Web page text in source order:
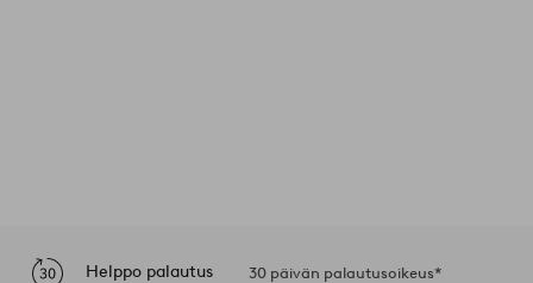
Helppo palautus 30 päivän palautusoikeus*